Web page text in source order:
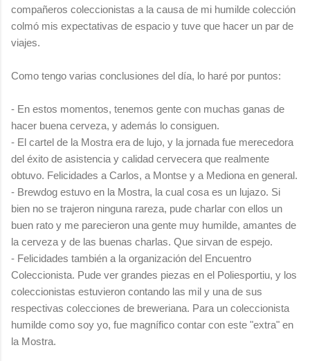
compañeros coleccionistas a la causa de mi humilde colección
colmó mis expectativas de espacio y tuve que hacer un par de
viajes.
Como tengo varias conclusiones del día, lo haré por puntos:
- En estos momentos, tenemos gente con muchas ganas de
hacer buena cerveza, y además lo consiguen.
- El cartel de la Mostra era de lujo, y la jornada fue merecedora
del éxito de asistencia y calidad cervecera que realmente
obtuvo. Felicidades a Carlos, a Montse y a Mediona en general.
- Brewdog estuvo en la Mostra, la cual cosa es un lujazo. Si
bien no se trajeron ninguna rareza, pude charlar con ellos un
buen rato y me parecieron una gente muy humilde, amantes de
la cerveza y de las buenas charlas. Que sirvan de espejo.
- Felicidades también a la organización del Encuentro
Coleccionista. Pude ver grandes piezas en el Poliesportiu, y los
coleccionistas estuvieron contando las mil y una de sus
respectivas colecciones de breweriana. Para un coleccionista
humilde como soy yo, fue magnífico contar con este "extra" en
la Mostra.